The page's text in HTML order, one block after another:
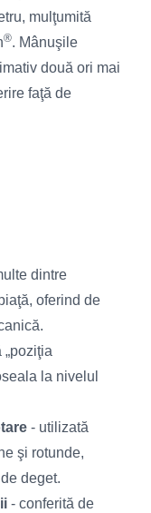
mulţumită
®. Mânuşile
două ori mai
faţă de
dintre
oferind de
„poziţia
la nivelul
- utilizată
şi rotunde,
deget.
- conferită de